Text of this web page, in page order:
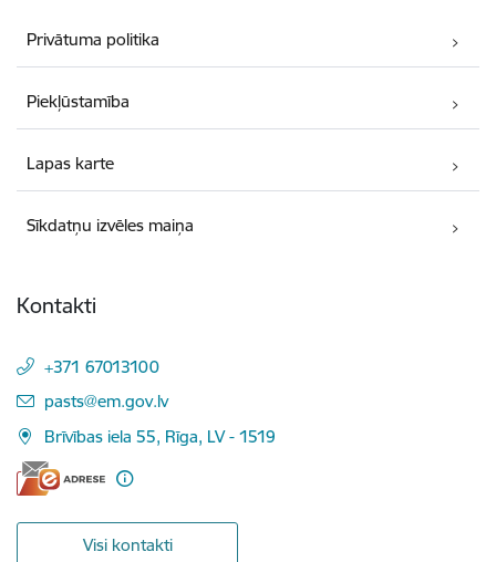
Privātuma politika
Piekļūstamība
Lapas karte
Sīkdatņu izvēles maiņa
Kontakti
+371 67013100
E-pasts:
pasts@em.gov.lv
Brīvības iela 55, Rīga, LV - 1519
Visi kontakti